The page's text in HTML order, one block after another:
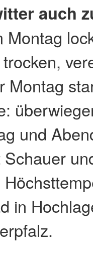
auch
Montag
Montag
und
in